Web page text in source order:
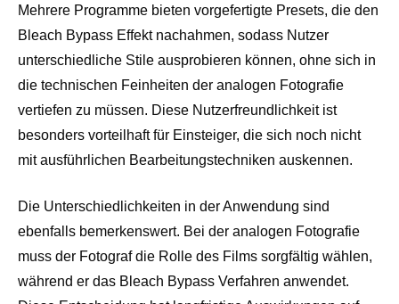
Mehrere Programme bieten vorgefertigte Presets, die den
Bleach Bypass Effekt nachahmen, sodass Nutzer
unterschiedliche Stile ausprobieren können, ohne sich in
die technischen Feinheiten der analogen Fotografie
vertiefen zu müssen. Diese Nutzerfreundlichkeit ist
besonders vorteilhaft für Einsteiger, die sich noch nicht
mit ausführlichen Bearbeitungstechniken auskennen.
Die Unterschiedlichkeiten in der Anwendung sind
ebenfalls bemerkenswert. Bei der analogen Fotografie
muss der Fotograf die Rolle des Films sorgfältig wählen,
während er das Bleach Bypass Verfahren anwendet.